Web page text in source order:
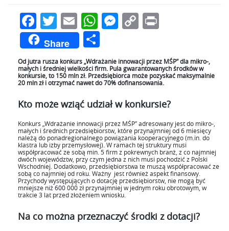
Facebook
Twitter
EmailWhatsApp
Messenger
Copy
Share
się
Od jutra rusza konkurs „Wdrażanie innowacji przez MŚP” dla mikro-,
małych i średniej wielkości firm. Pula gwarantowanych środków w
konkursie, to 150 mln zł. Przedsiębiorca może pozyskać maksymalnie
20 mln zł i otrzymać nawet do 70% dofinansowania.
Kto może wziąć udział w konkursie?
Konkurs „Wdrażanie innowacji przez MŚP” adresowany jest do mikro-,
małych i średnich przedsiębiorstw, które przynajmniej od 6 miesięcy
należą do ponadregionalnego powiązania kooperacyjnego (m.in. do
klastra lub izby przemysłowej). W ramach tej struktury musi
współpracować ze sobą min. 5 firm z pokrewnych branż, z co najmniej
dwóch województw, przy czym jedna z nich musi pochodzić z Polski
Wschodniej. Dodatkowo, przedsiębiorstwa te muszą współpracować ze
sobą co najmniej od roku. Ważny jest również aspekt finansowy.
Przychody występujących o dotację przedsiębiorstw, nie mogą być
mniejsze niż 600 000 zł przynajmniej w jednym roku obrotowym, w
trakcie 3 lat przed złożeniem wniosku.
Na co można przeznaczyć środki z dotacji?